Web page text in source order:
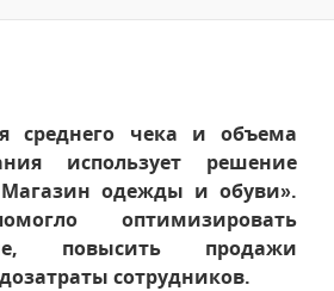
среднего чека и объема
использует решение
одежды и обуви».
оптимизировать
повысить продажи
сотрудников.